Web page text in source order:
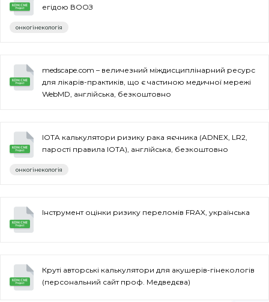
егідою ВООЗ
онкогінекологія
medscape.com – величезний міждисциплінарний ресурс
для лікарів-практиків, що є частиною медичної мережі
WebMD, англійська, безкоштовно
IOTA калькулятори ризику рака яєчника (ADNEX, LR2,
парості правила IOTA), англійська, безкоштовно
онкогінекологія
Інструмент оцінки ризику переломів FRAX, українська
Круті авторські калькулятори для акушерів-гінекологів
(персональний сайт проф. Медведєва)